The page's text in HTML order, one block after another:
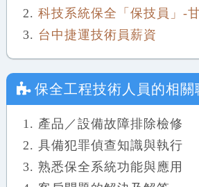
科技系統保全「保技員」-
台中捷運技術員薪資
保全工程技術人員 的相關
產品／設備故障排除檢修
具備犯罪偵查知識與執行
熟悉保全系統功能與應用